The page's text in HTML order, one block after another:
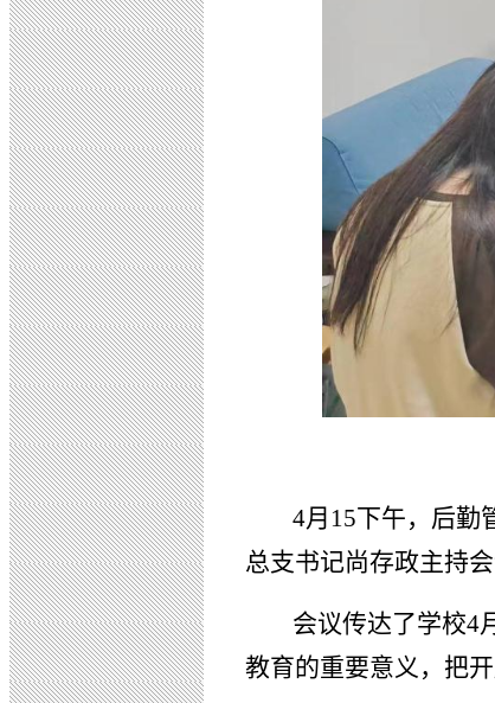
4月15下午，后勤
总支书记尚存政主持会
会议传达了学校4
教育的重要意义，把